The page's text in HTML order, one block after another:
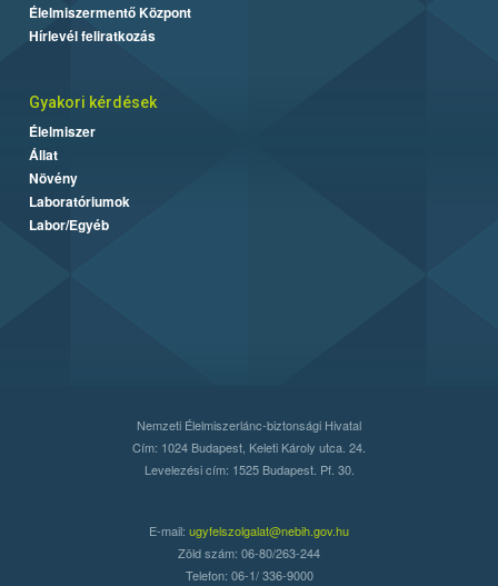
Élelmiszermentő Központ
Hírlevél feliratkozás
Gyakori kérdések
Élelmiszer
Állat
Növény
Laboratóriumok
Labor/Egyéb
Nemzeti Élelmiszerlánc-biztonsági Hivatal
Cím: 1024 Budapest, Keleti Károly utca. 24.
Levelezési cím: 1525 Budapest. Pf. 30.
E-mail: ugyfelszolgalat@nebih.gov.hu
Zöld szám: 06-80/263-244
Telefon: 06-1/ 336-9000